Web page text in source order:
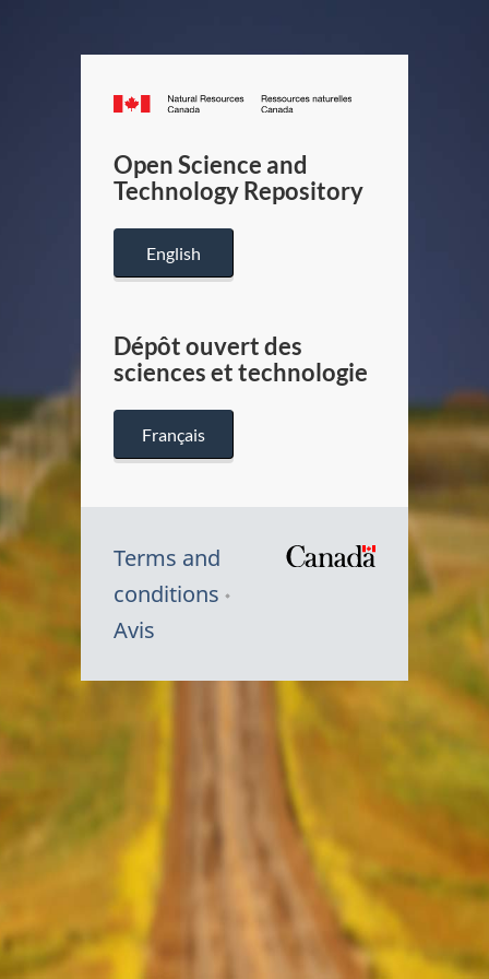
Canada.ca
/
Canada
Open Science and
Technology Repository
English
Dépôt ouvert des
sciences et technologie
Français
Terms and
conditions
Avis
Symbole
Canada